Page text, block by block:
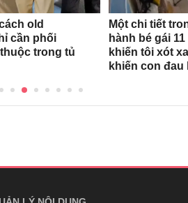
old
cần phối
trong tủ
Một chi tiết
hành bé gái
khiến tôi xót
khiến con đau